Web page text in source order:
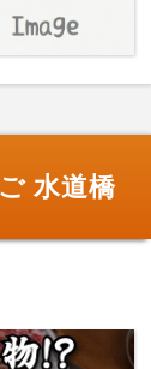
水道橋